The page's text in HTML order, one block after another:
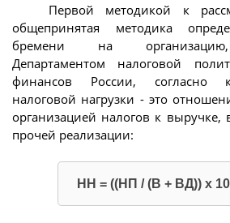
Первой методикой к
общепринятая методика
бремени на организацию,
Департаментом налоговой
финансов России, согласно
налоговой нагрузки - это
организацией налогов к выручке,
прочей реализации:
НН = ((НП / (В + ВД)) х